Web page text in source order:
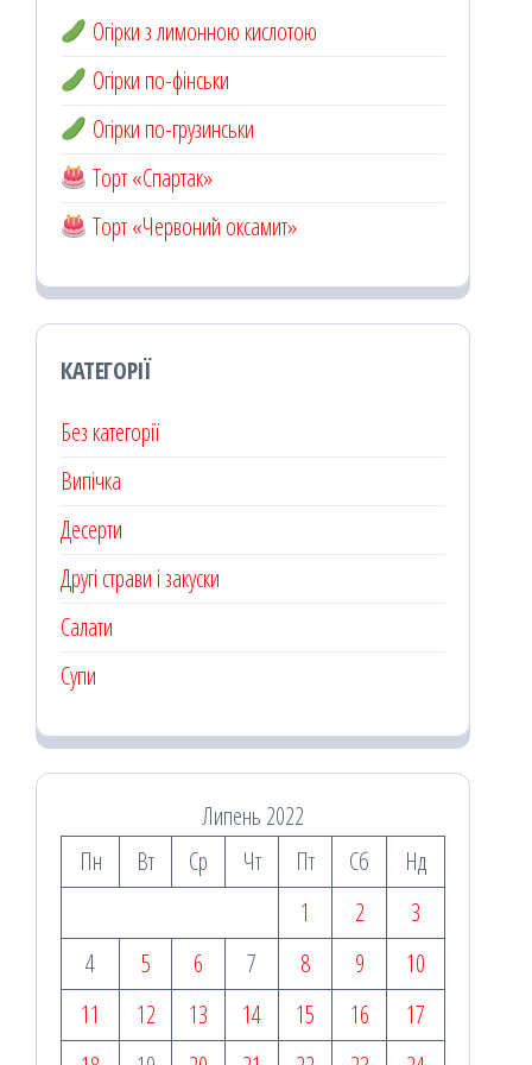
Огірки з лимонною кислотою
Огірки по-фінськи
Огірки по-грузинськи
Торт «Спартак»
Торт «Червоний оксамит»
КАТЕГОРІЇ
Без категорії
Випічка
Десерти
Другі страви і закуски
Салати
Супи
Липень 2022
Пн
Вт Ср Чт Пт Сб
Нд
1
2
3
4
5 6 7 8 9
10
11
12 13 14 15 16
17